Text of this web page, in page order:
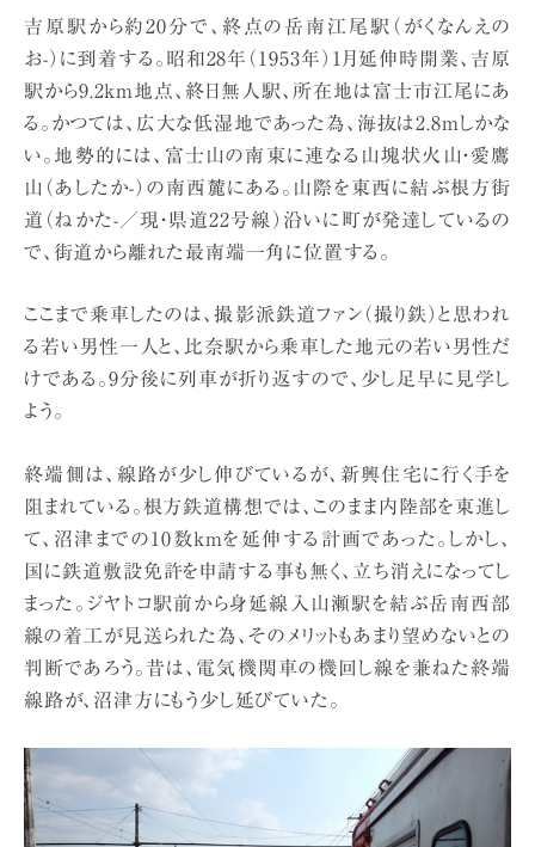
吉原駅から約20分で、終点の岳南江尾駅（がくなんえの
お-）に到着する。昭和28年（1953年）1月延伸時開業、吉原
駅から9.2km地点、終日無人駅、所在地は富士市江尾にあ
る。かつては、広大な低湿地であった為、海抜は2.8mしかな
い。地勢的には、富士山の南東に連なる山塊状火山・愛鷹
山（あしたか-）の南西麓にある。山際を東西に結ぶ根方街
道（ねかた-／現・県道22号線）沿いに町が発達しているの
で、街道から離れた最南端一角に位置する。
ここまで乗車したのは、撮影派鉄道ファン（撮り鉄）と思われ
る若い男性一人と、比奈駅から乗車した地元の若い男性だ
けである。9分後に列車が折り返すので、少し足早に見学し
よう。
終端側は、線路が少し伸びているが、新興住宅に行く手を
阻まれている。根方鉄道構想では、このまま内陸部を東進し
て、沼津までの10数kmを延伸する計画であった。しかし、
国に鉄道敷設免許を申請する事も無く、立ち消えになってし
まった。ジヤトコ駅前から身延線入山瀬駅を結ぶ岳南西部
線の着工が見送られた為、そのメリットもあまり望めないとの
判断であろう。昔は、電気機関車の機回し線を兼ねた終端
線路が、沼津方にもう少し延びていた。